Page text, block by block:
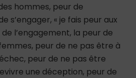
hommes, peur de
s’engager, « je fais peur aux
l’engagement, la peur de
peur de ne pas être à
peur de ne pas être
une déception, peur de